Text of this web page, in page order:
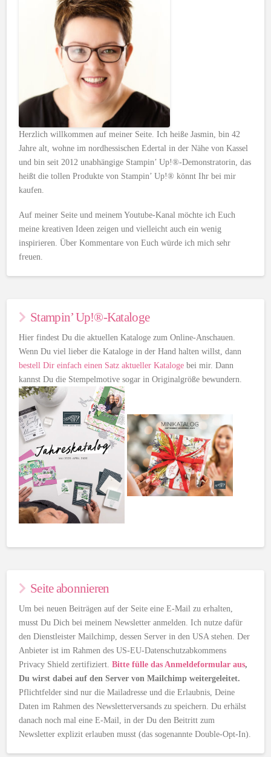
Herzlich willkommen auf meiner Seite. Ich heiße Jasmin, bin 42
Jahre alt, wohne im nordhessischen Edertal in der Nähe von Kassel
und bin seit 2012 unabhängige Stampin’ Up!®-Demonstratorin, das
heißt die tollen Produkte von Stampin’ Up!® könnt Ihr bei mir
kaufen.
Auf meiner Seite und meinem Youtube-Kanal möchte ich Euch
meine kreativen Ideen zeigen und vielleicht auch ein wenig
inspirieren. Über Kommentare von Euch würde ich mich sehr
freuen.
Stampin’ Up!®-Kataloge
Hier findest Du die aktuellen Kataloge zum Online-Anschauen.
Wenn Du viel lieber die Kataloge in der Hand halten willst, dann
bestell Dir einfach einen Satz aktueller Kataloge bei mir. Dann
kannst Du die Stempelmotive sogar in Originalgröße bewundern.
Seite abonnieren
Um bei neuen Beiträgen auf der Seite eine E-Mail zu erhalten,
musst Du Dich bei meinem Newsletter anmelden. Ich nutze dafür
den Dienstleister Mailchimp, dessen Server in den USA stehen. Der
Anbieter ist im Rahmen des US-EU-Datenschutzabkommens
Privacy Shield zertifiziert.Bitte fülle das Anmeldeformular aus,
Du wirst dabei auf den Server von Mailchimp weitergeleitet.
Pflichtfelder sind nur die Mailadresse und die Erlaubnis, Deine
Daten im Rahmen des Newsletterversands zu speichern. Du erhälst
danach noch mal eine E-Mail, in der Du den Beitritt zum
Newsletter explizit erlauben musst (das sogenannte Double-Opt-In).